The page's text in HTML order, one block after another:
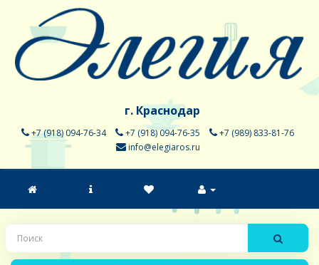
г. Краснодар
+7 (918) 094-76-34 +7 (918) 094-76-35
+7 (989) 833-81-76
info@elegiaros.ru